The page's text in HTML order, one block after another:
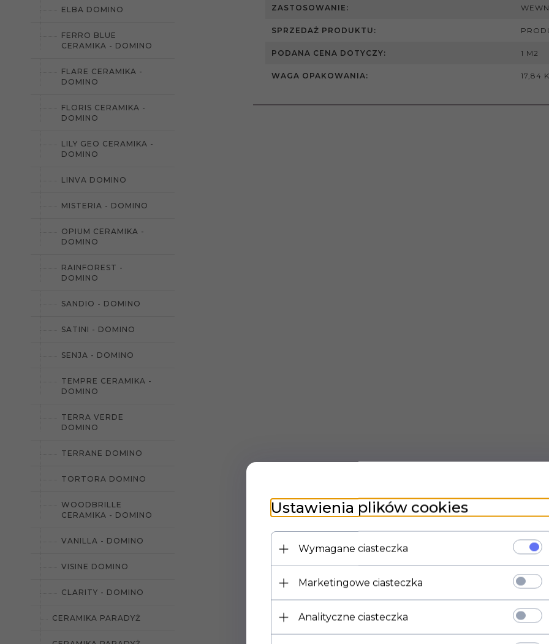
ELBA DOMINO
FERRO BLUE
CERAMIKA - DOMINO
FLARE CERAMIKA -
DOMINO
FLORIS CERAMIKA -
DOMINO
LILY GEO CERAMIKA -
DOMINO
LINVA DOMINO
MISTERIA - DOMINO
OPIUM CERAMIKA -
DOMINO
RAINFOREST -
DOMINO
SANDIO - DOMINO
SATINI - DOMINO
SENJA - DOMINO
TEMPRE CERAMIKA -
DOMINO
TERRA VERDE
DOMINO
TERRANE DOMINO
TORTORA DOMINO
WOODBRILLE
CERAMIKA - DOMINO
VANILLA - DOMINO
VISINE DOMINO
CLARITY - DOMINO
CERAMIKA PARADYŻ
ZASTOSOWANIE:
SPRZEDAŻ PRODUKTU:
PODANA CENA DOTYCZY: 1 M2
WAGA OPAKOWANIA: 17,84
Ustawienia plików cookies
Wymagane ciasteczka
Marketingowe ciasteczka
Analityczne ciasteczka